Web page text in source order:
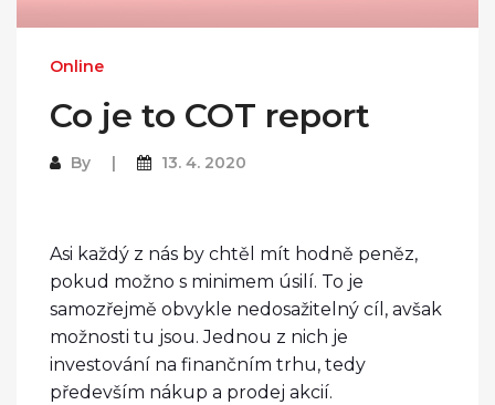
Online
Co je to COT report
By 13. 4. 2020
Asi každý z nás by chtěl mít hodně peněz,
pokud možno s minimem úsilí. To je
samozřejmě obvykle nedosažitelný cíl, avšak
možnosti tu jsou. Jednou z nich je
investování na finančním trhu, tedy
především nákup a prodej akcií.